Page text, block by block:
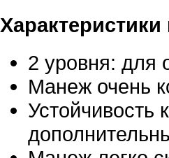
2 уровня: для
Манеж очень
Устойчивость